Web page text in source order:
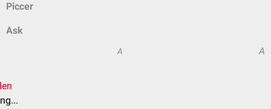
Piccer
Ask
A A